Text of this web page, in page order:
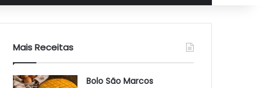
Mais Receitas
Bolo São Marcos